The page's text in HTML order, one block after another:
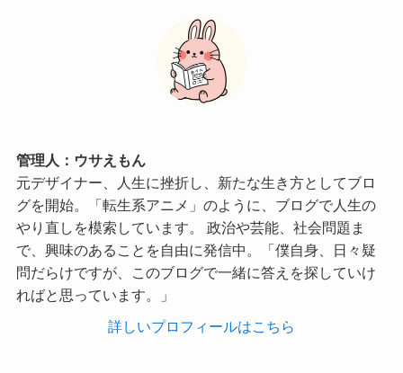
管理人：ウサえもん
元デザイナー、人生に挫折し、新たな生き方としてブロ
グを開始。「転生系アニメ」のように、ブログで人生の
やり直しを模索しています。 政治や芸能、社会問題ま
で、興味のあることを自由に発信中。「僕自身、日々疑
問だらけですが、このブログで一緒に答えを探していけ
ればと思っています。」
詳しいプロフィールはこちら